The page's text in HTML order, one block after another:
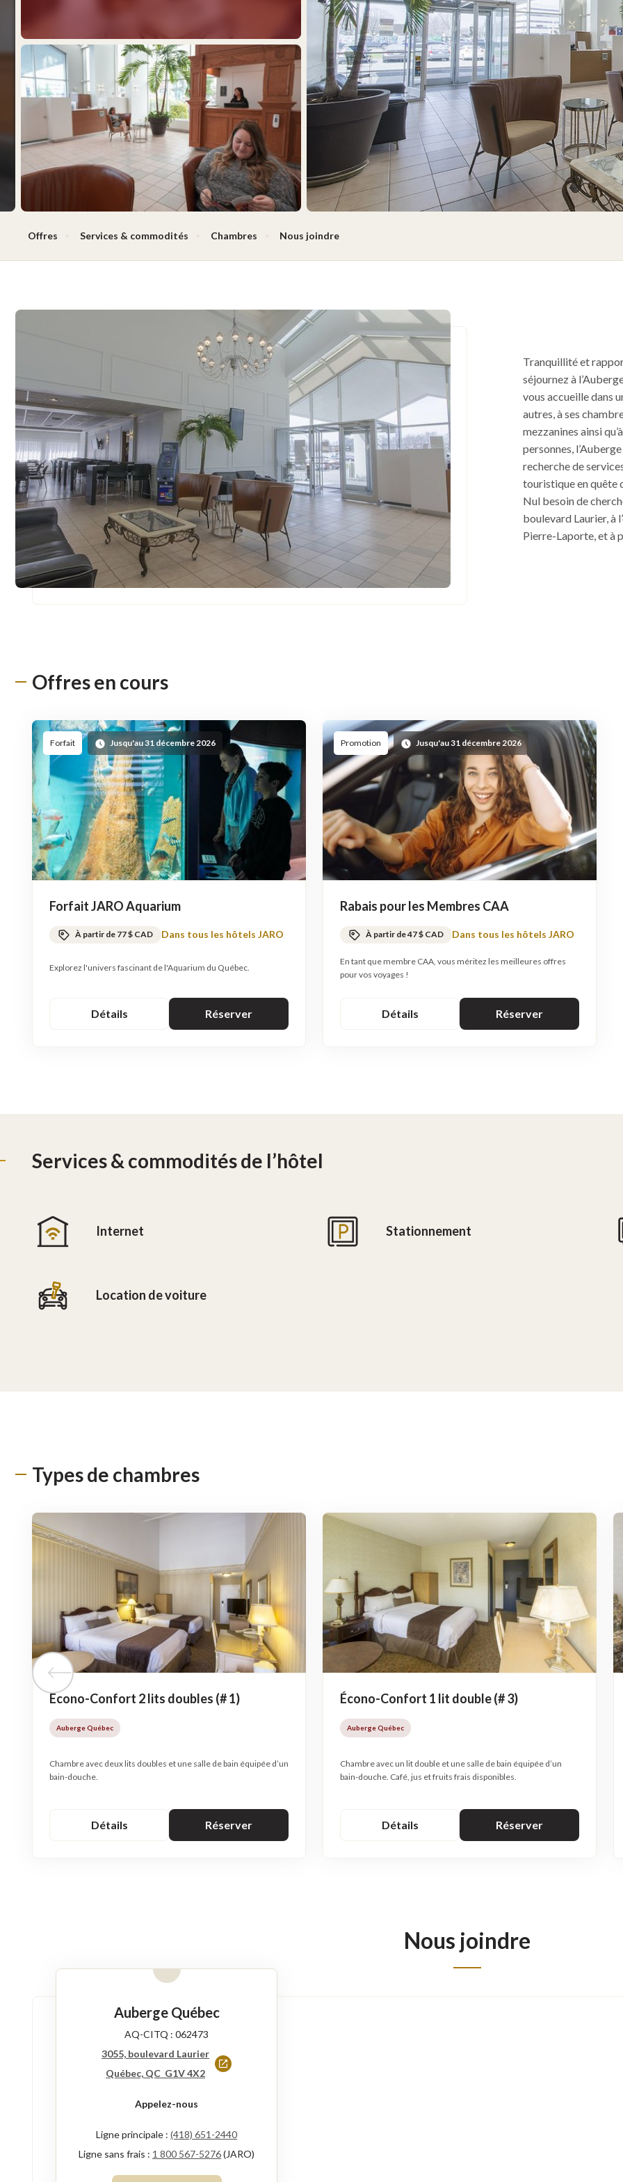
Offres Services & commodités Chambres Nous joindre
Tranquillité et
séjournez à
vous accueille dans
autres, à ses
mezzanines ainsi
personnes,
recherche de
touristique en quête
Nul besoin de
boulevard Laurier, à
Pierre-Laporte, et à
Offres en cours
Forfait Jusqu'au 31 décembre 2026
Forfait JARO Aquarium
À partir de 77 $ CAD Dans tous les hôtels JARO
Explorez l'univers fascinant de l'Aquarium du Québec.
Détails Réserver
Promotion Jusqu'au 31 décembre 2026
Rabais pour les Membres CAA
À partir de 47 $ CAD Dans tous les hôtels JARO
En tant que membre CAA, vous méritez les meilleures offres
pour vos voyages !
Détails Réserver
Services & commodités de l’hôtel
Internet Stationnement
Location de voiture
Types de chambres
Écono-Confort 2 lits doubles (# 1)
Auberge Québec
Chambre avec deux lits doubles et une salle de bain équipée d’un
bain-douche.
Détails Réserver
Écono-Confort 1 lit double (# 3)
Auberge Québec
Chambre avec un lit double et une salle de bain équipée d’un
bain-douche. Café, jus et fruits frais disponibles.
Détails Réserver
Tuile précédente
Nous joindre
Auberge Québec
AQ-CITQ : 062473
3055, boulevard Laurier
Québec, QC G1V 4X2
Ce
s'ouvrira
dans
une
Appelez-nous
Ligne principale : (418) 651-2440
Ligne sans frais : 1 800 567-5276(JARO)